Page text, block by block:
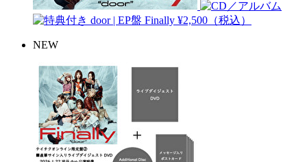
door | EP盤 Finally ¥2,500（税込）
NEW